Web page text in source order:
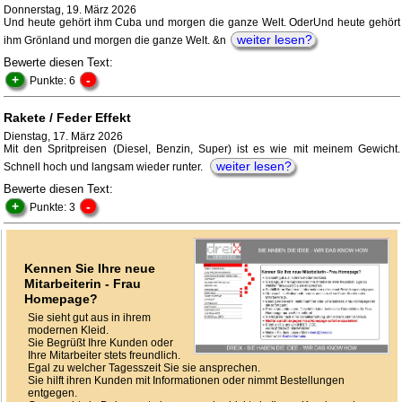
Donnerstag, 19. März 2026
Und heute gehört ihm Cuba und morgen die ganze Welt. OderUnd heute gehört
ihm Grönland und morgen die ganze Welt. &n
weiter lesen?
Bewerte diesen Text:
+ Punkte: 6 -
Rakete / Feder Effekt
Dienstag, 17. März 2026
Mit den Spritpreisen (Diesel, Benzin, Super) ist es wie mit meinem Gewicht.
Schnell hoch und langsam wieder runter.
weiter lesen?
Bewerte diesen Text:
+ Punkte: 3 -
Kennen Sie Ihre neue
Mitarbeiterin - Frau
Homepage?
Sie sieht gut aus in ihrem
modernen Kleid.
Sie Begrüßt Ihre Kunden oder
Ihre Mitarbeiter stets freundlich.
Egal zu welcher Tagesszeit Sie sie ansprechen.
Sie hilft ihren Kunden mit Informationen oder nimmt Bestellungen
entgegen.